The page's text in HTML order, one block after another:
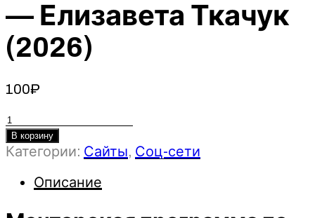
— Елизавета Ткачук
(2026)
100₽
Количество
товара
Менторская
по
В корзину
Категории: Сайты, Соц-сети
Описание